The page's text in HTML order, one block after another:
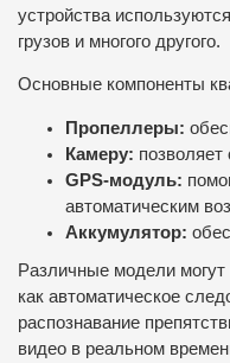
устройства
грузов и многого другого.
Основные компоненты
Пропеллеры:
Камеру:
GPS-модуль:
автоматическим
Аккумулятор:
Различные модели
как автоматическое
распознавание
видео в реальном